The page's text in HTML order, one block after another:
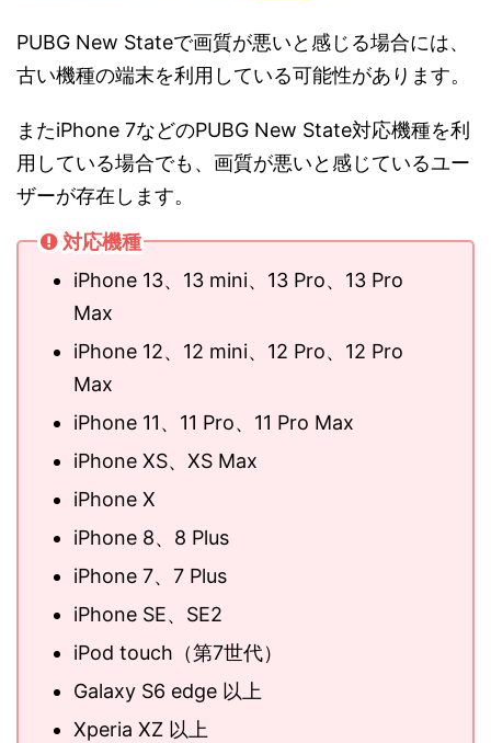
PUBG New Stateで画質が悪いと感じる場合には、
古い機種の端末を利用している可能性があります。
またiPhone 7などのPUBG New State対応機種を利
用している場合でも、画質が悪いと感じているユー
ザーが存在します。
対応機種
iPhone 13、13 mini、13 Pro、13 Pro
Max
iPhone 12、12 mini、12 Pro、12 Pro
Max
iPhone 11、11 Pro、11 Pro Max
iPhone XS、XS Max
iPhone X
iPhone 8、8 Plus
iPhone 7、7 Plus
iPhone SE、SE2
iPod touch（第7世代）
Galaxy S6 edge 以上
Xperia XZ 以上